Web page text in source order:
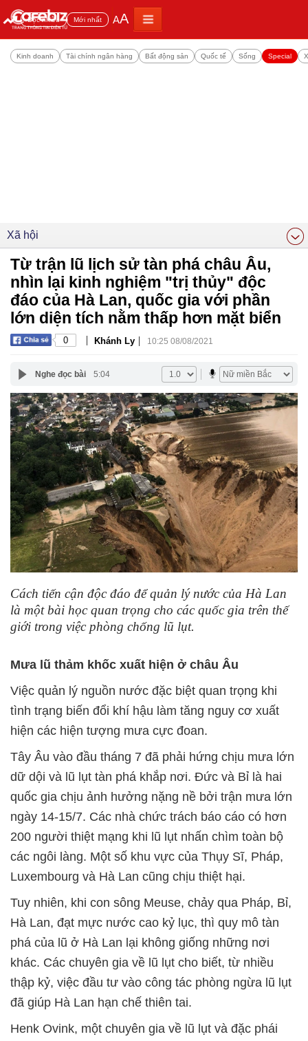
Đọc nhiều Mới nhất AA
Kinh doanh Tài chính ngân hàng Bất động sản Quốc tế Sống Special
Xã hội
Từ trận lũ lịch sử tàn phá châu Âu,
nhìn lại kinh nghiệm "trị thủy" độc
đáo của Hà Lan, quốc gia với phần
lớn diện tích nằm thấp hơn mặt biển
0 | Khánh Ly | 10:25 08/08/2021
Nghe đọc bài 5:04
Cách tiến cận độc đáo để quản lý nước của Hà Lan
là một bài học quan trọng cho các quốc gia trên thế
giới trong việc phòng chống lũ lụt.
Mưa lũ thảm khốc xuất hiện ở châu Âu
Việc quản lý nguồn nước đặc biệt quan trọng khi
tình trạng biến đổi khí hậu làm tăng nguy cơ xuất
hiện các hiện tượng mưa cực đoan.
Tây Âu vào đầu tháng 7 đã phải hứng chịu mưa lớn
dữ dội và lũ lụt tàn phá khắp nơi. Đức và Bỉ là hai
quốc gia chịu ảnh hưởng nặng nề bởi trận mưa lớn
ngày 14-15/7. Các nhà chức trách báo cáo có hơn
200 người thiệt mạng khi lũ lụt nhấn chìm toàn bộ
các ngôi làng. Một số khu vực của Thụy Sĩ, Pháp,
Luxembourg và Hà Lan cũng chịu thiệt hại.
Tuy nhiên, khi con sông Meuse, chảy qua Pháp, Bỉ,
Hà Lan, đạt mực nước cao kỷ lục, thì quy mô tàn
phá của lũ ở Hà Lan lại không giống những nơi
khác. Các chuyên gia về lũ lụt cho biết, từ nhiều
thập kỷ, việc đầu tư vào công tác phòng ngừa lũ lụt
đã giúp Hà Lan hạn chế thiên tai.
Henk Ovink, một chuyên gia về lũ lụt và đặc phái